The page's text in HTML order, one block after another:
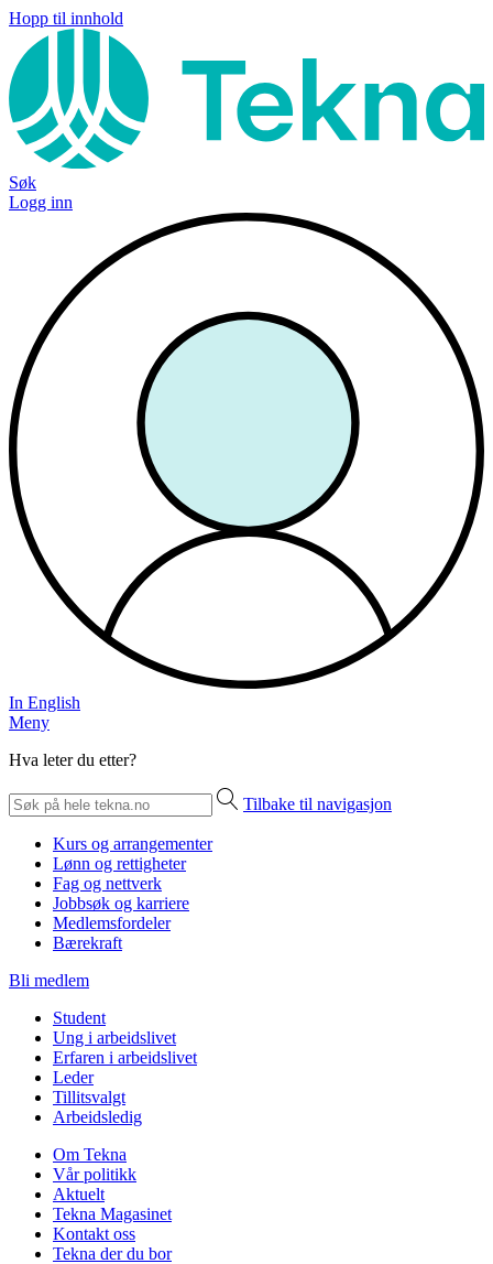
Hopp til innhold
Søk
Logg inn
In English
Meny
Hva leter du etter?
Tilbake til navigasjon
Kurs og arrangementer
Lønn og rettigheter
Fag og nettverk
Jobbsøk og karriere
Medlemsfordeler
Bærekraft
Bli medlem
Student
Ung i arbeidslivet
Erfaren i arbeidslivet
Leder
Tillitsvalgt
Arbeidsledig
Om Tekna
Vår politikk
Aktuelt
Tekna Magasinet
Kontakt oss
Tekna der du bor